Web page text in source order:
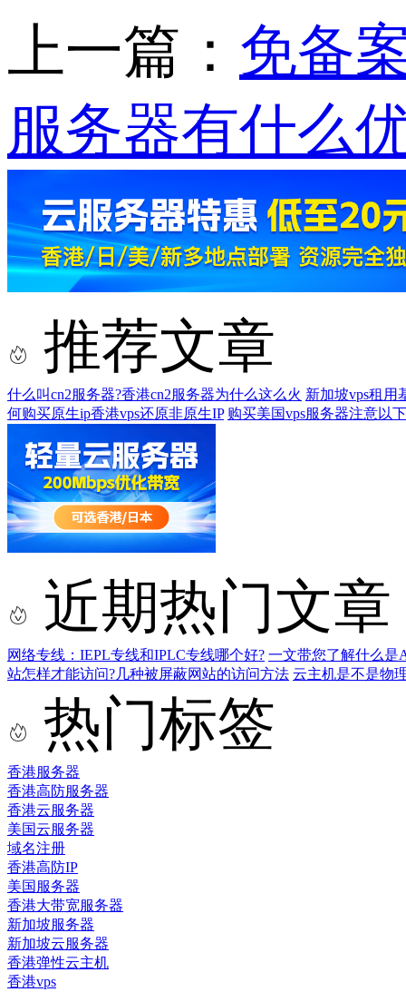
上一篇： 免备
服务器有什么
推荐文章
什么叫cn2服务器?香港cn2服务器为什么这么火 新加坡vps租用
何购买原生ip香港vps还原非原生IP 购买美国vps服务器注意以
近期热门文章
网络专线：IEPL专线和IPLC专线哪个好? 一文带您了解什么是
站怎样才能访问?几种被屏蔽网站的访问方法 云主机是不是物
热门标签
香港服务器
香港高防服务器
香港云服务器
美国云服务器
域名注册
香港高防IP
美国服务器
香港大带宽服务器
新加坡服务器
新加坡云服务器
香港弹性云主机
香港vps